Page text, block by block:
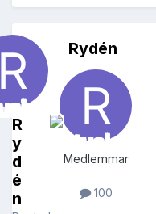
R
y
d
é
n
Rydén
Medlemmar
100